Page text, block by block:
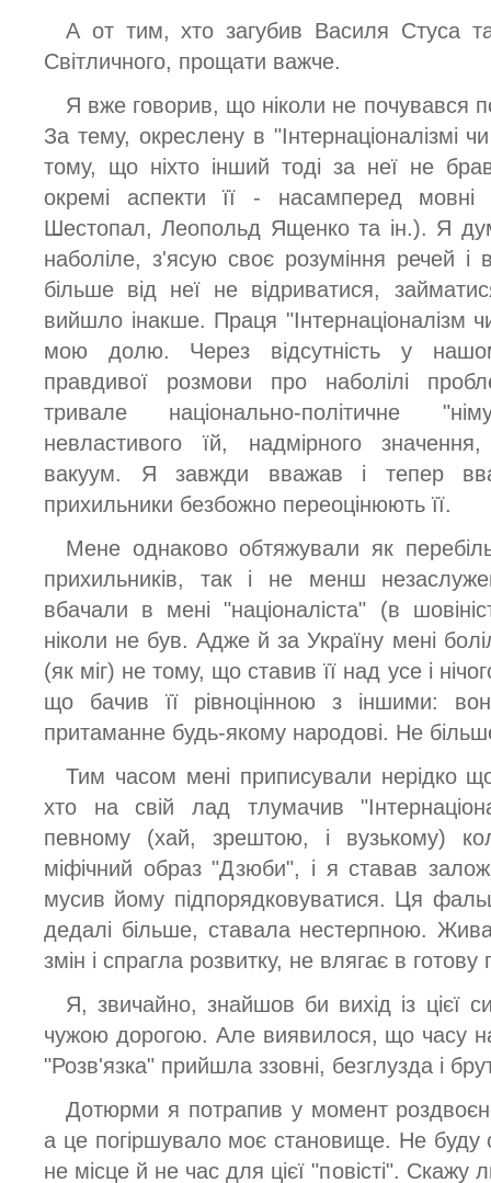
А от тим, хто загубив Василя Стуса
Світличного, прощати важче.
Я вже говорив, що ніколи не почувався
За тему, окреслену в "Інтернаціоналізмі
тому, що ніхто інший тоді за неї не
окремі аспекти її - насамперед
Шестопал, Леопольд Ященко та ін.). Я
наболіле, з'ясую своє розуміння речей і
більше від неї не відриватися,
вийшло інакше. Праця "Інтернаціоналізм
мою долю. Через відсутність у нашому
правдивої розмови про наболілі
тривале національно-політичне
невластивого їй, надмірного
вакуум. Я завжди вважав і тепер
прихильники безбожно переоцінюють її.
Мене однаково обтяжували як
прихильників, так і не менш
вбачали в мені "націоналіста" (в
ніколи не був. Адже й за Україну мені
(як міг) не тому, що ставив її над усе і
що бачив її рівноцінною з іншими:
притаманне будь-якому народові. Не
Тим часом мені приписували нерідко
хто на свій лад тлумачив
певному (хай, зрештою, і вузькому)
міфічний образ "Дзюби", і я ставав
мусив йому підпорядковуватися. Ця
дедалі більше, ставала нестерпною.
змін і спрагла розвитку, не влягає в
Я, звичайно, знайшов би вихід із цієї
чужою дорогою. Але виявилося, що часу
"Розв'язка" прийшла ззовні, безглузда і
Дотюрми я потрапив у момент
а це погіршувало моє становище. Не буду
не місце й не час для цієї "повісті".